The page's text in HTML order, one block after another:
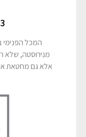
13
המכל הפנימי
מנירוסטה, שלא
אלא גם מחטאת